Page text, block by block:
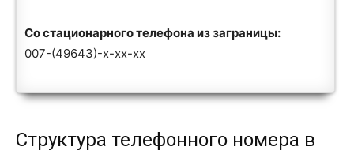
Со стационарного телефона из заграницы:
007-(49643)-x-xx-xx
Структура телефонного номера в